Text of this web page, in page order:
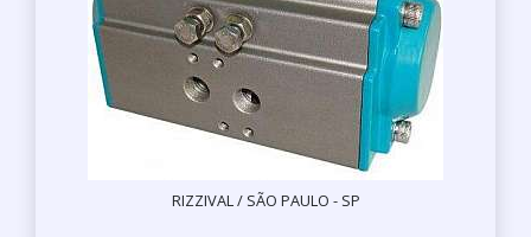
RIZZIVAL / SÃO PAULO - SP